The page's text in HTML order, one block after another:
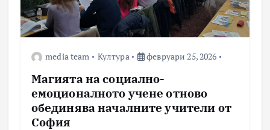
media team Култура февруари 25, 2026
Магията на социално-
емоционалното учене отново
обединява началните учители от
София